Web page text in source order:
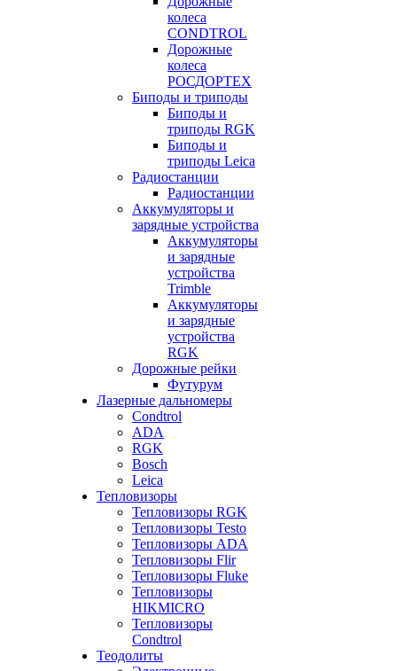
колеса
CONDTROL
Дорожные
колеса
РОСДОРТЕХ
Биподы и триподы
Биподы и
триподы RGK
Биподы и
триподы Leica
Радиостанции
Радиостанции
Аккумуляторы и
зарядные устройства
Аккумуляторы
и зарядные
устройства
Trimble
Аккумуляторы
и зарядные
устройства
RGK
Дорожные рейки
Футурум
Лазерные дальномеры
Condtrol
ADA
RGK
Bosch
Leica
Тепловизоры
Тепловизоры RGK
Тепловизоры Testo
Тепловизоры ADA
Тепловизоры Flir
Тепловизоры Fluke
Тепловизоры
HIKMICRO
Тепловизоры
Condtrol
Теодолиты